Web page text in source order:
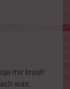
mir kraut!
was.